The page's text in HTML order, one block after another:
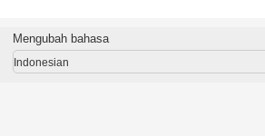
Mengubah bahasa
Indonesian